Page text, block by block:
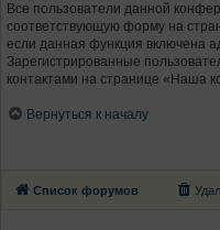
Все пользователи данной
соответствующую форму на
если данная функция включена
Зарегистрированные
контактами на странице «Наша
Вернуться к началу
Список форумов